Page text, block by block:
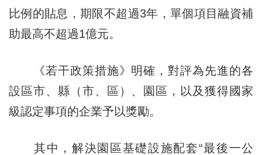
比例的貼息，期限不超過3年，單個項目融資補
助最高不超過1億元。
《若干政策措施》明確，對評為先進的各
設區市、縣（市、區）、園區，以及獲得國家
級認定事項的企業予以獎勵。
其中，解決園區基礎設施配套“最後一公